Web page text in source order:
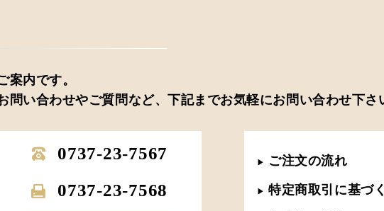
案内です。
問い合わせやご質問など、下記までお気軽にお問い合わせ下さ
0737-23-7567
0737-23-7568
▶︎ ご注文の流れ
▶︎ 特定商取引に基づ